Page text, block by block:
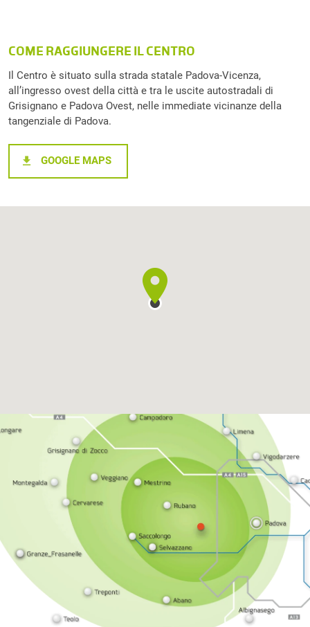
COME RAGGIUNGERE IL CENTRO
Il Centro è situato sulla strada statale Padova-Vicenza,
all’ingresso ovest della città e tra le uscite autostradali di
Grisignano e Padova Ovest, nelle immediate vicinanze della
tangenziale di Padova.
GOOGLE MAPS